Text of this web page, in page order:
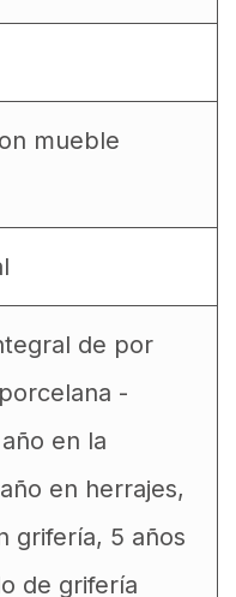
mueble
de por
-
en la
en herrajes,
grifería, 5 años
de grifería